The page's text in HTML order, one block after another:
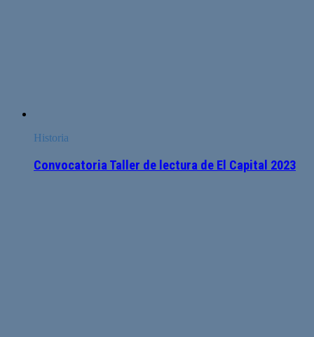
Historia
Convocatoria Taller de lectura de El Capital 2023